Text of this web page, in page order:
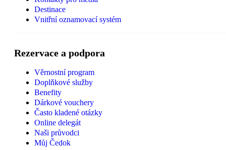
Destinace
Vnitřní oznamovací systém
Rezervace a podpora
Věrnostní program
Doplňkové služby
Benefity
Dárkové vouchery
Často kladené otázky
Online delegát
Naši průvodci
Můj Čedok